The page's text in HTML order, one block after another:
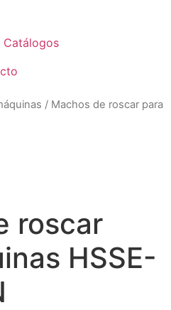
Catálogos
/ Machos de roscar para
roscar
HSSE-